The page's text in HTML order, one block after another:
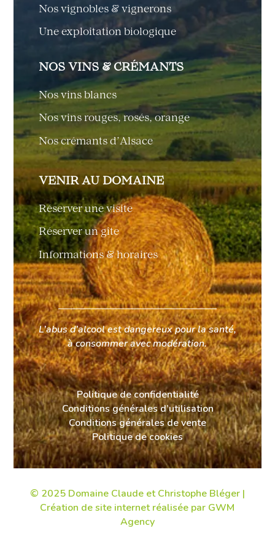
Nos vignobles & vignerons
Une exploitation biologique
NOS VINS & CRÉMANTS
Nos vins blancs
Nos vins rouges, rosés, orange
Nos crémants d’Alsace
VENIR AU DOMAINE
Réserver une visite
Réserver un gîte
Informations & horaires
L’abus d’alcool est dangereux pour la santé,
à consommer avec modération.
Politique de confidentialité
Conditions générales d’utilisation
Conditions générales de vente
Politique de cookies
© 2025 Domaine Claude et Christophe Bléger |
Création de site internetréalisée par GWM
Agency